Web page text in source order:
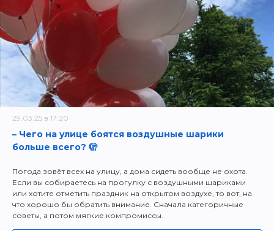
29.03.25 в 17:20
– Чего на улице боятся воздушные шарики
больше всего? 🫣
Погода зовёт всех на улицу, а дома сидеть вообще не охота.
Если вы собираетесь на прогулку с воздушными шариками
или хотите отметить праздник на открытом воздухе, то вот, на
что хорошо бы обратить внимание. Сначала категоричные
советы, а потом мягкие компромиссы.